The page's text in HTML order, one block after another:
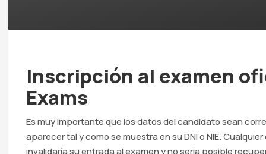
Inscripción al examen
Exams
Es muy importante que los datos del candidato sean
aparecer tal y como se muestra en su DNI o NIE.
invalidaría su entrada al examen y no seria posible